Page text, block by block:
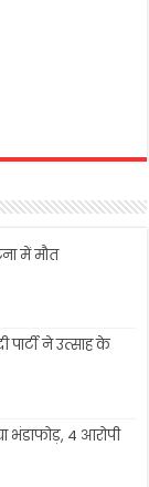
में मौत
पार्टी ने उत्साह के
भंडाफोड़, 4 आरोपी